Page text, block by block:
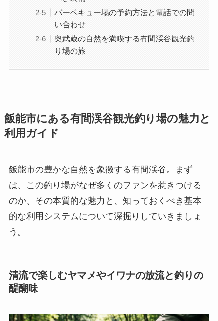
バーベキュー場の予約方法と電話での問
い合わせ
奥武蔵の自然を満喫する有間渓谷観光釣
り場の旅
飯能市にある有間渓谷観光釣り場の魅力と
利用ガイド
飯能市の豊かな自然を象徴する有間渓谷。まず
は、この釣り場がなぜ多くのファンを惹きつける
のか、その本質的な魅力と、知っておくべき基本
的な利用システムについて深掘りしていきましょ
う。
清流で楽しむヤマメやイワナの放流と釣りの
醍醐味